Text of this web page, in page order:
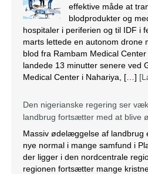
effektive måde at
blodprodukter og
hospitaler i periferien og til IDF i
marts lettede en autonom drone
blod fra Rambam Medical Center
landede 13 minutter senere ved
Medical Center i Nahariya, […]
Den nigerianske regering ser
landbrug fortsætter med at blive
Massiv ødelæggelse af landbrug
nye normal i mange samfund i
der ligger i den nordcentrale
regionen fortsætter mange